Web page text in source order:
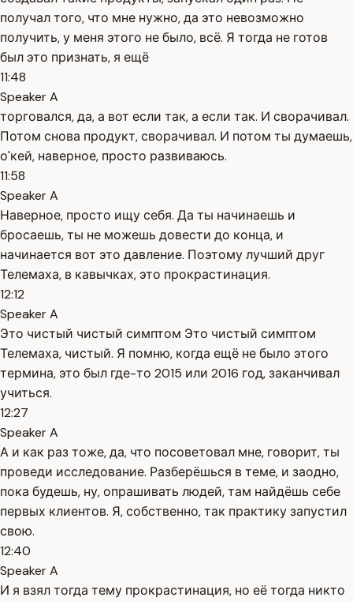
получал того, что мне нужно, да это невозможно
получить, у меня этого не было, всё. Я тогда не готов
был это признать, я ещё
11:48
Speaker A
торговался, да, а вот если так, а если так. И сворачивал.
Потом снова продукт, сворачивал. И потом ты думаешь,
о'кей, наверное, просто развиваюсь.
11:58
Speaker A
Наверное, просто ищу себя. Да ты начинаешь и
бросаешь, ты не можешь довести до конца, и
начинается вот это давление. Поэтому лучший друг
Телемаха, в кавычках, это прокрастинация.
12:12
Speaker A
Это чистый чистый симптом Это чистый симптом
Телемаха, чистый. Я помню, когда ещё не было этого
термина, это был где-то 2015 или 2016 год, заканчивал
учиться.
12:27
Speaker A
А и как раз тоже, да, что посоветовал мне, говорит, ты
проведи исследование. Разберёшься в теме, и заодно,
пока будешь, ну, опрашивать людей, там найдёшь себе
первых клиентов. Я, собственно, так практику запустил
свою.
12:40
Speaker A
И я взял тогда тему прокрастинация, но её тогда никто